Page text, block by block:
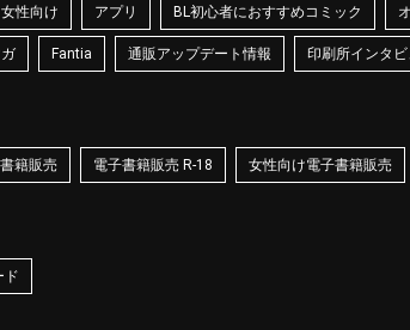
女性向け アプリ BL初心者におすすめコミック
Fantia 通販アップデート情報 印刷所インタ
籍販売 電子書籍販売 R-18 女性向け電子書籍販売
ド